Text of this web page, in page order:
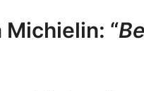
Michielin: “